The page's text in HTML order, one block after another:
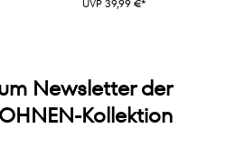
UVP 39,99 €*
Newsletter der
Kollektion